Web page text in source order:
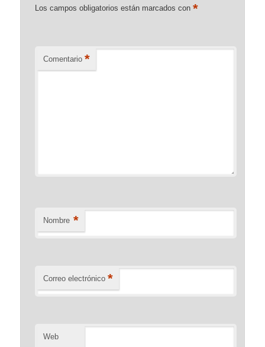
Los campos obligatorios están marcados con*
Comentario *
Nombre *
Correo electrónico *
Web